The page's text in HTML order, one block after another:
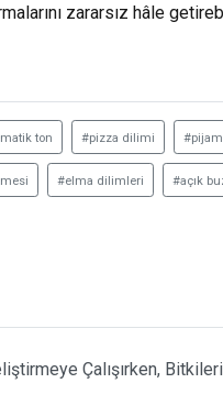
zararsız hâle
ton #pizza dilimi
#elma dilimleri #açık
Çalışırken,